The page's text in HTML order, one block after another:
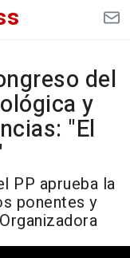
del
y
"El
PP aprueba la
ponentes y